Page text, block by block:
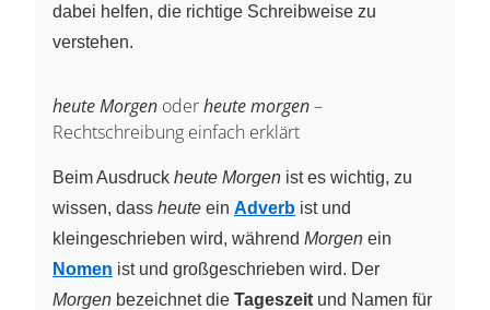
dabei helfen, die richtige Schreibweise zu
verstehen.
heute Morgen oderheute morgen–
Rechtschreibung einfach erklärt
Beim Ausdruck heute Morgen ist es wichtig, zu
wissen, dass heute ein Adverb ist und
kleingeschrieben wird, während Morgen ein
Nomen ist und großgeschrieben wird. Der
Morgen bezeichnet die Tageszeit und Namen für